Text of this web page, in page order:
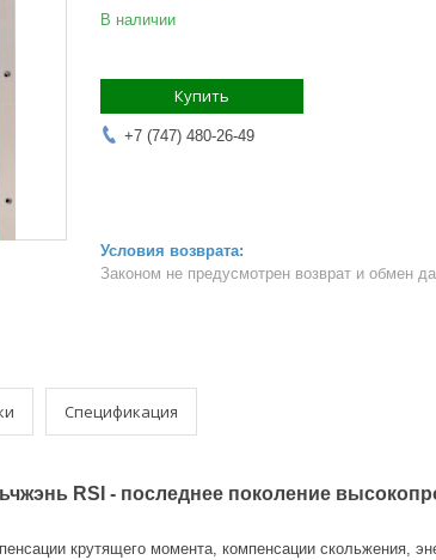
В наличии
Купить
+7 (747) 480-26-49
Законом не предусмотрен возврат и обмен
Спецификация
RSI - последнее поколение
крутящего момента, компенсации скольжения,